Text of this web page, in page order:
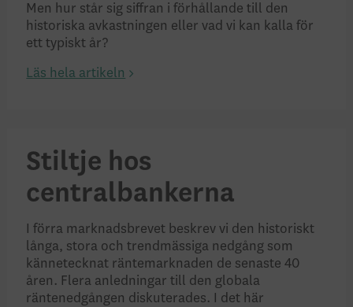
Men hur står sig siffran i förhållande till den
historiska avkastningen eller vad vi kan kalla för
ett typiskt år?
Läs hela artikeln
Stiltje hos
centralbankerna
I förra marknadsbrevet beskrev vi den historiskt
långa, stora och trendmässiga nedgång som
kännetecknat räntemarknaden de senaste 40
åren. Flera anledningar till den globala
räntenedgången diskuterades. I det här